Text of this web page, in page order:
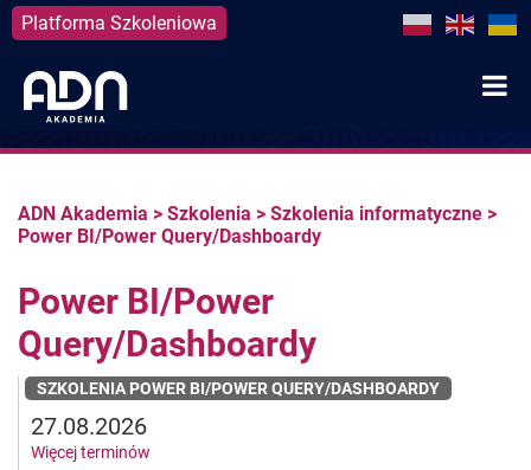
Platforma Szkoleniowa
content
ADN Akademia > Szkolenia > Szkolenia informatyczne >
Power BI/Power Query/Dashboardy
Power BI/Power
Query/Dashboardy
SZKOLENIA POWER BI/POWER QUERY/DASHBOARDY
27.08.2026
Więcej terminów